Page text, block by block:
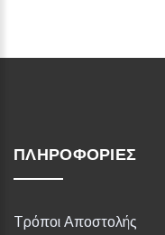
ΠΛΗΡΟΦΟΡΊΕΣ
Τρόποι Αποστολής